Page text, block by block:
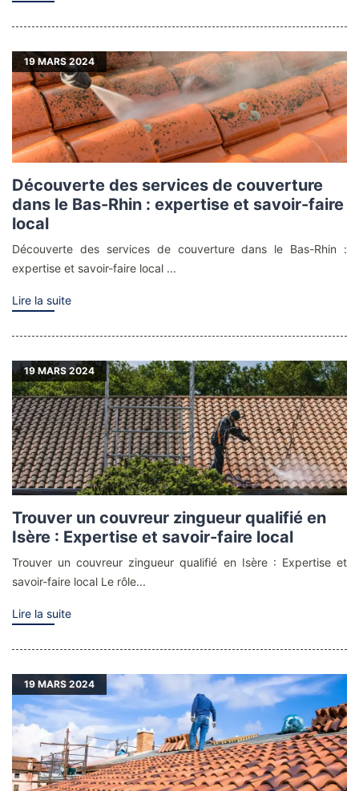
19 MARS 2024
Découverte des services de couverture
dans le Bas-Rhin : expertise et savoir-faire
local
Découverte des services de couverture dans le Bas-Rhin :
expertise et savoir-faire local ...
Lire la suite
19MARS 2024
Trouver un couvreur zingueur qualifié en
Isère : Expertise et savoir-faire local
Trouver un couvreur zingueur qualifié en Isère : Expertise et
savoir-faire local Le rôle...
Lire la suite
19 MARS 2024